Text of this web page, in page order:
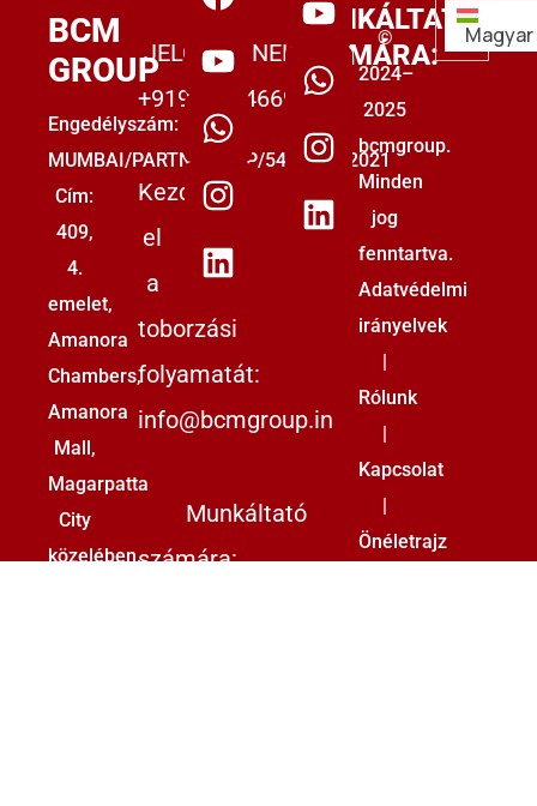
BCM
GROUP
Engedélyszám:
MUMBAI/PARTNERSHIP/5493853/2021
Cím:
409,
4.
emelet,
Amanora
Chambers,
Amanora
Mall,
Magarpatta
City
közelében,
JELÖLTEKNEK:
+919555446699
Kezdje
el
a
toborzási
folyamatát:
info@bcmgroup.in
Munkáltató
számára:
MUNKÁLTATÓK
SZÁMÁRA:
©
2024–
2025
bcmgroup.
Minden
jog
fenntartva.
Adatvédelmi
irányelvek
|
Rólunk
|
Kapcsolat
|
Önéletrajz
Magyar